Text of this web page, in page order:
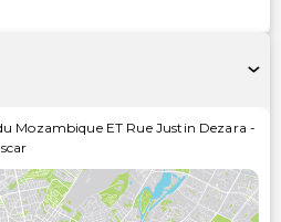
Mozambique ET Rue Justin Dezara -